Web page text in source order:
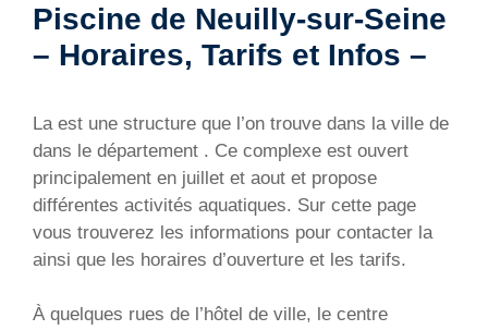
Piscine de Neuilly-sur-Seine
– Horaires, Tarifs et Infos –
La est une structure que l’on trouve dans la ville de
dans le département . Ce complexe est ouvert
principalement en juillet et aout et propose
différentes activités aquatiques. Sur cette page
vous trouverez les informations pour contacter la
ainsi que les horaires d’ouverture et les tarifs.
À quelques rues de l’hôtel de ville, le centre